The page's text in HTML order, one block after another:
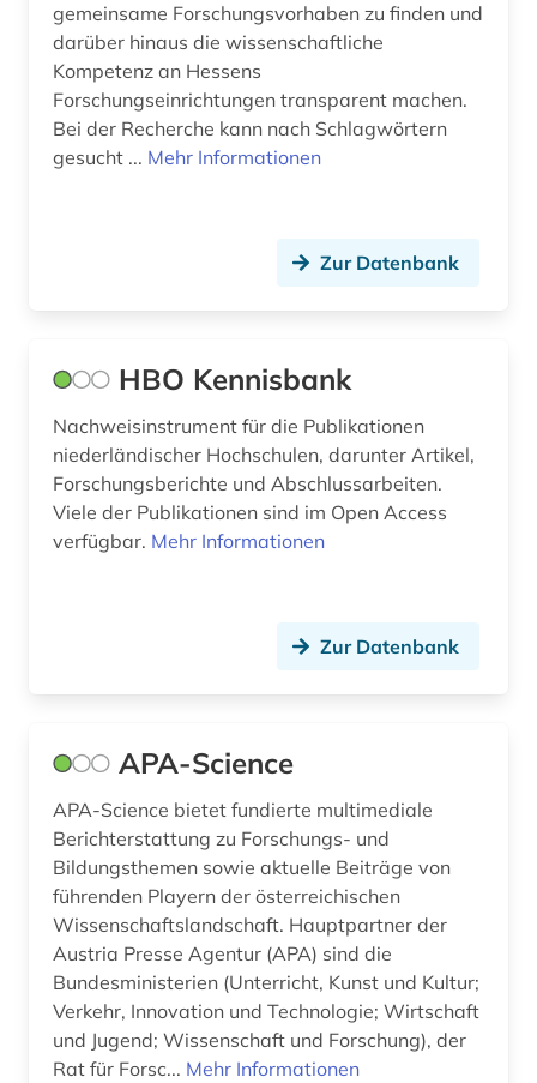
musik (1)
musikwissenschaft (1)
naturwissenschaft (2)
naturwissenschaften (2)
niederlandistik (1)
nucleonica (1)
oecd (1)
online-recherche (1)
open source (1)
organisation (1)
patent (1)
politische wissenschaft (1)
portal (2)
privatwirtschaft (1)
gemeinsame Forschungsvorhaben zu finden und
darüber hinaus die wissenschaftliche
Kompetenz an Hessens
Forschungseinrichtungen transparent machen.
Bei der Recherche kann nach Schlagwörtern
gesucht ... Mehr Informationen
Zur Datenbank
HBO Kennisbank
Nachweisinstrument für die Publikationen
niederländischer Hochschulen, darunter Artikel,
Forschungsberichte und Abschlussarbeiten.
Viele der Publikationen sind im Open Access
verfügbar. Mehr Informationen
Zur Datenbank
APA-Science
APA-Science bietet fundierte multimediale
Berichterstattung zu Forschungs- und
Bildungsthemen sowie aktuelle Beiträge von
führenden Playern der österreichischen
Wissenschaftslandschaft. Hauptpartner der
Austria Presse Agentur (APA) sind die
Bundesministerien (Unterricht, Kunst und Kultur;
Verkehr, Innovation und Technologie; Wirtschaft
und Jugend; Wissenschaft und Forschung), der
Rat für Forsc... Mehr Informationen